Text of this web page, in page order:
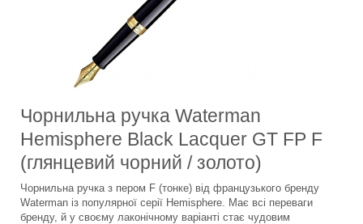
Чорнильна ручка Waterman
Hemisphere Black Lacquer GT FP F
(глянцевий чорний / золото)
Чорнильна ручка з пером F (тонке) від французького бренду
Waterman із популярної серії Hemisphere. Має всі переваги
бренду, й у своєму лаконічному варіанті стає чудовим